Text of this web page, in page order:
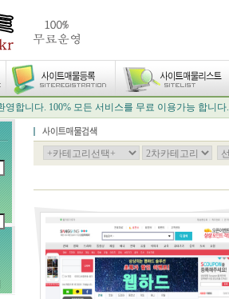
영합니다. 100% 모든 서비스를 무료 이용가능 합니다.